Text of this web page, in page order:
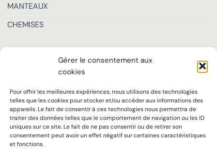
Gérer le consentement aux
cookies
Pour offrir les meilleures expériences, nous utilisons des technologies
telles que les cookies pour stocker et/ou accéder aux informations des
appareils. Le fait de consentir à ces technologies nous permettra de
traiter des données telles que le comportement de navigation ou les ID
uniques sur ce site. Le fait de ne pas consentir ou de retirer son
consentement peut avoir un effet négatif sur certaines caractéristiques
et fonctions.
MANTEAUX
CHEMISES
SUR MESURE
SAVOIR-FAIRE
Notre ADN